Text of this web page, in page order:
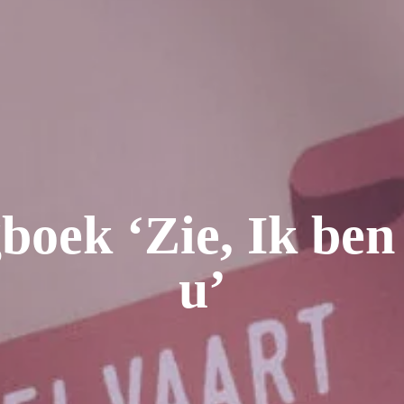
‘Zie, Ik
u’